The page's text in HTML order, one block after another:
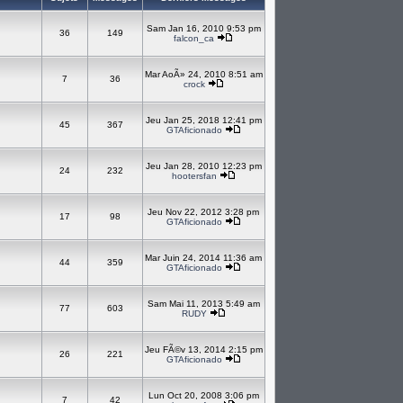
36 149
Sam Jan 16, 2010 9:53 pm
falcon_ca
7 36
Mar AoÃ» 24, 2010 8:51 am
crock
45 367
Jeu Jan 25, 2018 12:41 pm
GTAficionado
24 232
Jeu Jan 28, 2010 12:23 pm
hootersfan
17 98
Jeu Nov 22, 2012 3:28 pm
GTAficionado
44 359
Mar Juin 24, 2014 11:36 am
GTAficionado
77 603
Sam Mai 11, 2013 5:49 am
RUDY
26 221
Jeu FÃ©v 13, 2014 2:15 pm
GTAficionado
7 42
Lun Oct 20, 2008 3:06 pm